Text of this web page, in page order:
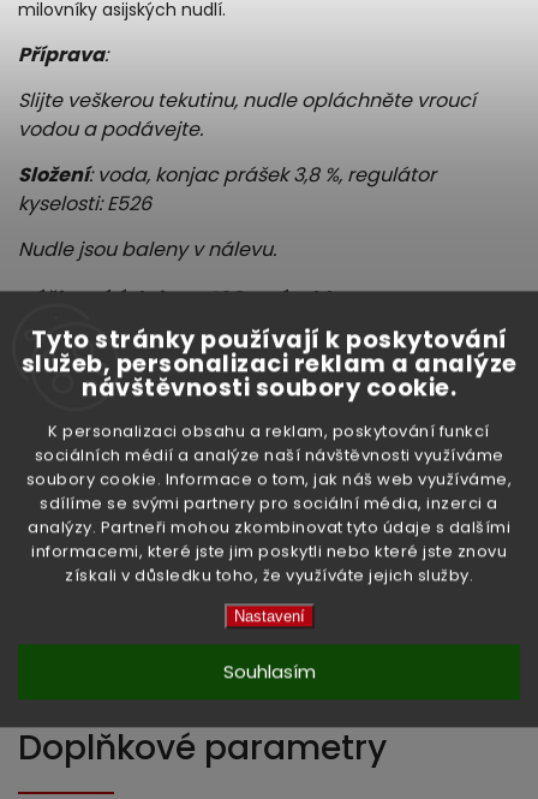
Tyto stránky používají k poskytování
služeb, personalizaci reklam a analýze
návštěvnosti soubory cookie.
K personalizaci obsahu a reklam, poskytování funkcí
sociálních médií a analýze naší návštěvnosti využíváme
soubory cookie. Informace o tom, jak náš web využíváme,
sdílíme se svými partnery pro sociální média, inzerci a
analýzy. Partneři mohou zkombinovat tyto údaje s dalšími
informacemi, které jste jim poskytli nebo které jste znovu
získali v důsledku toho, že využíváte jejich služby.
Nastavení
Souhlasím
milovníky asijských nudlí.
Příprava:
Slijte veškerou tekutinu, nudle opláchněte vroucí
vodou a podávejte.
Složení: voda, konjac prášek 3,8 %, regulátor
kyselosti: E526
Nudle jsou baleny v nálevu.
Výživové údaje na 100 g výrobku
Energie
36 kJ/ 9,5 kcal
Tuky
0 g
z toho nasycené mastné kyseliny
0 g
Sacharidy
1,5 g
z toho cukry
0 g
Bílkoviny
0 g
Sůl
0,1355 g
brutto: 420 g, netto: 200 g
Doplňkové parametry